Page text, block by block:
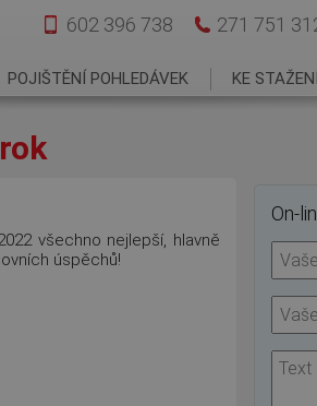
602 396 738 271 751
POJIŠTĚNÍ POHLEDÁVEK KE STAŽENÍ
všechno nejlepší, hlavně
úspěchů!
On-